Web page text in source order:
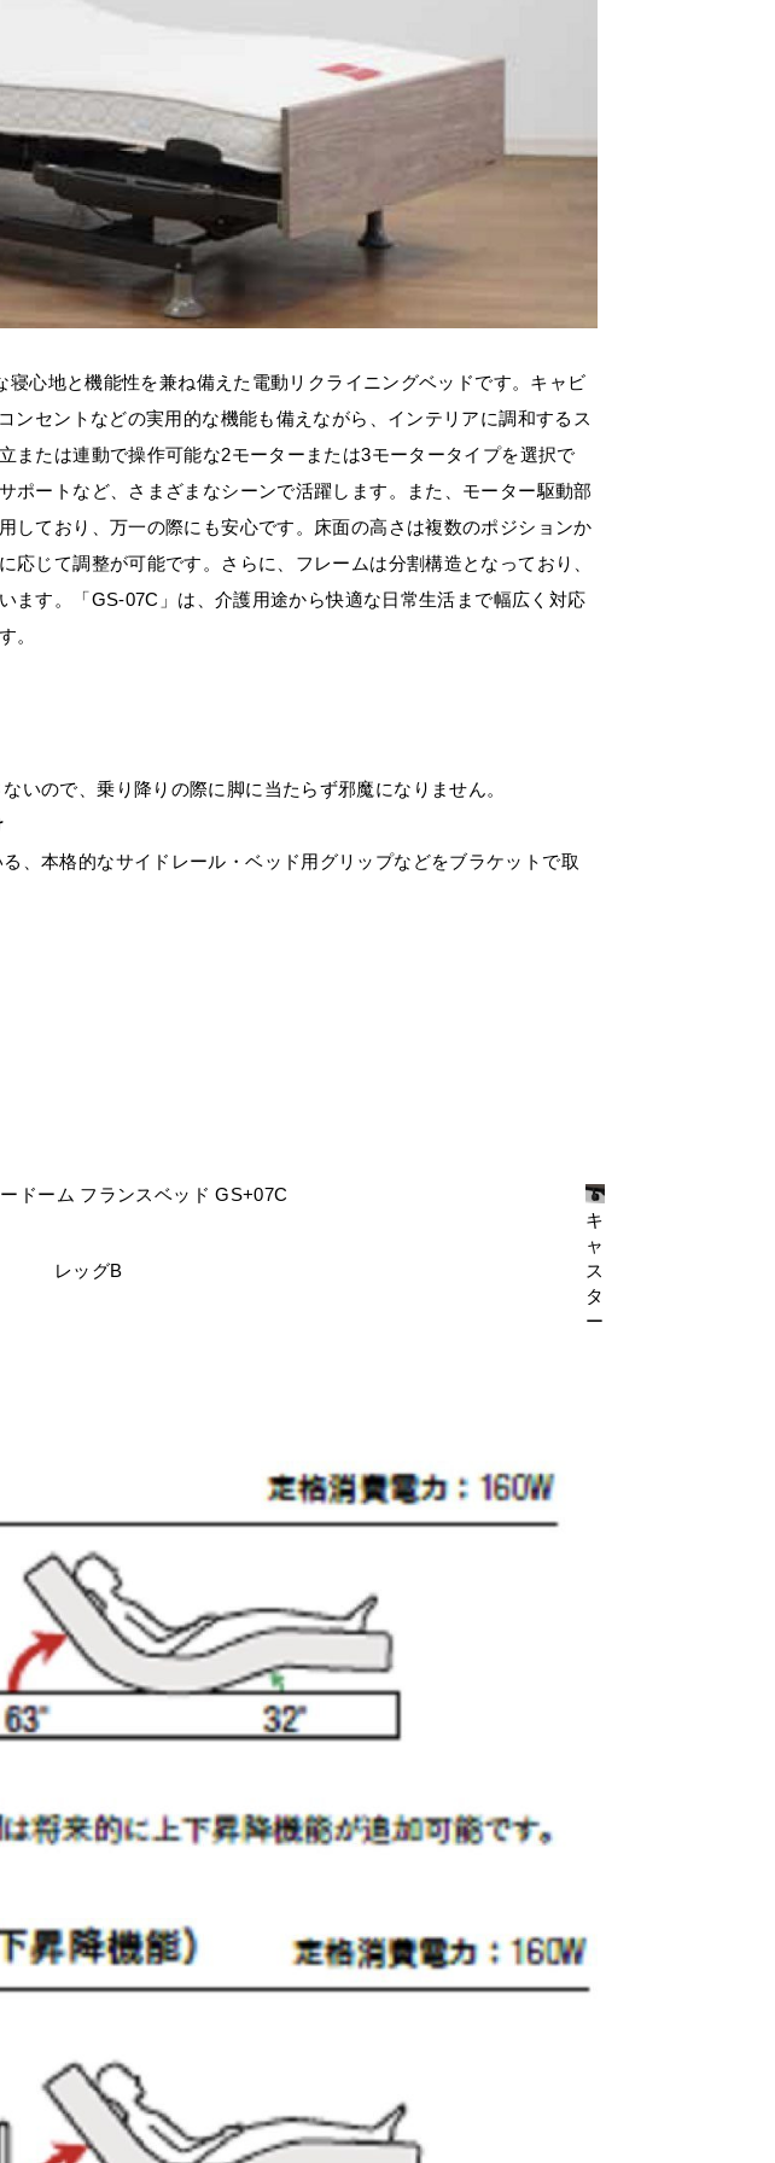
心地と機能性を兼ね備えた電動リクライニングベッドです。キャビ
ンセントなどの実用的な機能も備えながら、インテリアに調和するス
または連動で操作可能な2モーターまたは3モータータイプを選択で
ポートなど、さまざまなシーンで活躍します。また、モーター駆動部
しており、万一の際にも安心です。床面の高さは複数のポジションか
じて調整が可能です。さらに、フレームは分割構造となっており、
ます。「GS-07C」は、介護用途から快適な日常生活まで幅広く対応
。
いので、乗り降りの際に脚に当たらず邪魔になりません。
、本格的なサイドレール・ベッド用グリップなどをブラケットで取
レッグB
キ
ャ
ス
タ
ー